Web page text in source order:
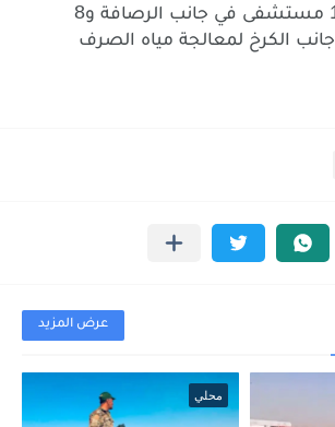
مستشفى في جانب الرصافة و8
جانب الكرخ لمعالجة مياه الصرف
عرض المزيد
محلي